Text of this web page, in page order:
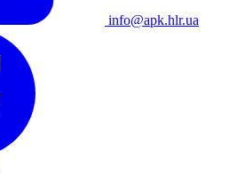
info@apk.hlr.ua